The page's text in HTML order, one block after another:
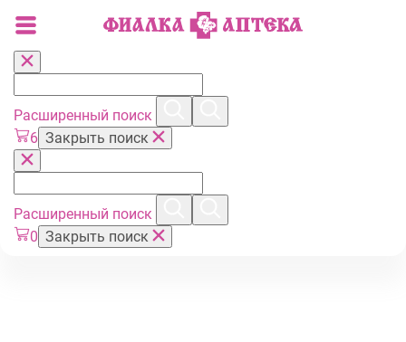
Расширенный поиск
6 Закрыть поиск
Расширенный поиск
0 Закрыть поиск